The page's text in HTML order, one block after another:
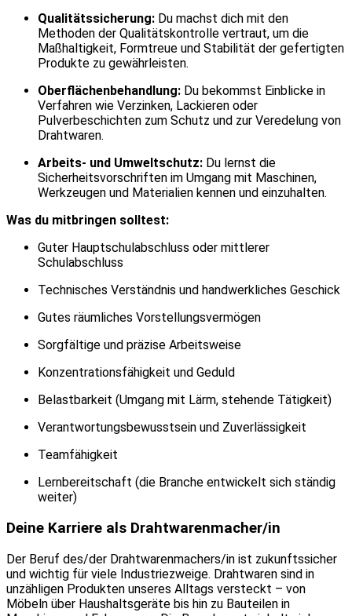
Qualitätssicherung: Du machst dich mit den
Methoden der Qualitätskontrolle vertraut, um die
Maßhaltigkeit, Formtreue und Stabilität der gefertigten
Produkte zu gewährleisten.
Oberflächenbehandlung: Du bekommst Einblicke in
Verfahren wie Verzinken, Lackieren oder
Pulverbeschichten zum Schutz und zur Veredelung von
Drahtwaren.
Arbeits- und Umweltschutz: Du lernst die
Sicherheitsvorschriften im Umgang mit Maschinen,
Werkzeugen und Materialien kennen und einzuhalten.
Was du mitbringen solltest:
Guter Hauptschulabschluss oder mittlerer
Schulabschluss
Technisches Verständnis und handwerkliches Geschick
Gutes räumliches Vorstellungsvermögen
Sorgfältige und präzise Arbeitsweise
Konzentrationsfähigkeit und Geduld
Belastbarkeit (Umgang mit Lärm, stehende Tätigkeit)
Verantwortungsbewusstsein und Zuverlässigkeit
Teamfähigkeit
Lernbereitschaft (die Branche entwickelt sich ständig
weiter)
Deine Karriere als Drahtwarenmacher/in
Der Beruf des/der Drahtwarenmachers/in ist zukunftssicher
und wichtig für viele Industriezweige. Drahtwaren sind in
unzähligen Produkten unseres Alltags versteckt – von
Möbeln über Haushaltsgeräte bis hin zu Bauteilen in